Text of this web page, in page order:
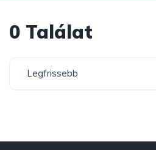
0 Találat
Legfrissebb